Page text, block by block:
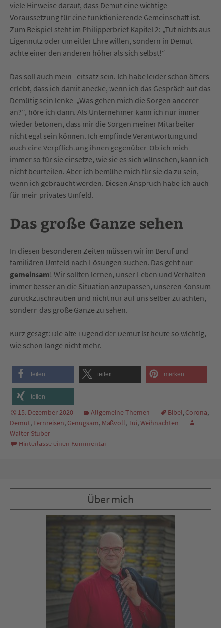
viele Hinweise darauf, dass Demut eine wichtige
Voraussetzung für eine funktionierende Gemeinschaft ist.
Zum Beispiel steht im Philipperbrief Kapitel 2: „Tut nichts aus
Eigennutz oder um eitler Ehre willen, sondern in Demut
achte einer den anderen höher als sich selbst!“
Das soll auch mein Leitsatz sein. Ich habe leider schon öfters
erlebt, dass ich damit anecke, wenn ich das Gespräch auf das
Demütig sein lenke. „Was gehen mich die Sorgen anderer
an?“, höre ich dann. Als Unternehmer kann ich nur immer
wieder betonen, dass mir die Sorgen meiner Mitarbeiter
nicht egal sein können. Ich empfinde Verantwortung und
auch eine Verpflichtung ihnen gegenüber. Ob ich mich
immer so für sie einsetze, wie sie es sich wünschen, kann ich
nicht beurteilen. Aber ich bemühe mich für sie da zu sein,
wenn ich gebraucht werden. Diesen Anspruch habe ich auch
für mein privates Umfeld.
Das große Ganze sehen
In diesen besonderen Zeiten müssen wir im Beruf und
familiären Umfeld nach Lösungen suchen. Das geht nur
gemeinsam! Wir sollten lernen, unser Leben und Verhalten
immer besser an die Situation anzupassen, unseren Konsum
zurückzuschrauben und nicht nur auf uns selber zu achten,
sondern das große Ganze zu sehen.
Kurz gesagt: Die alte Tugend der Demut ist heute so wichtig,
wie schon lange nicht mehr.
teilen teilen merken
teilen
15. Dezember 2020 Allgemeine Themen Bibel, Corona,
Demut, Fernreisen, Genügsam, Maßvoll,Tui,Weihnachten
Walter Stuber
Hinterlasse einen Kommentar
Über mich